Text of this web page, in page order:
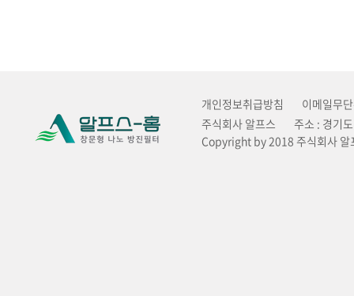
개인정보취급방침
이메일무
주식회사 알프스
주소 : 경기
Copyright by 2018 주식회사